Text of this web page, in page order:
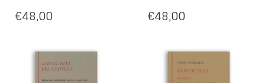
€48,00 €48,00